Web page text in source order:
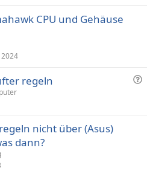
CPU und Gehäuse
F
g
regeln
nicht über (Asus)
dann?